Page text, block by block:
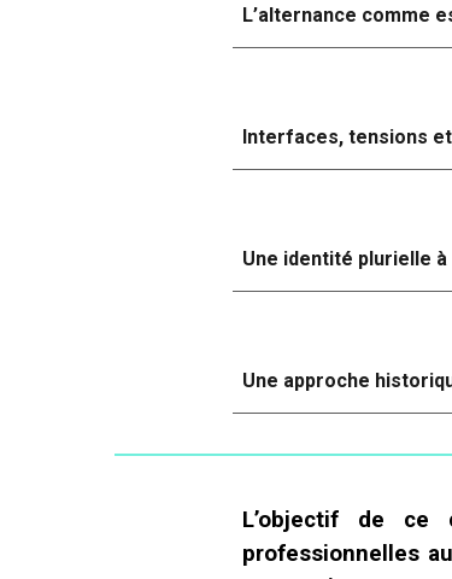
L’alternance comme
Interfaces, tensions
Une identité plurielle
Une approche
L’objectif de ce
professionnelles